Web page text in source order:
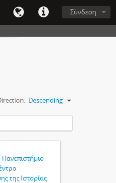
Σύνδεση
Descending
της Ιστορίας